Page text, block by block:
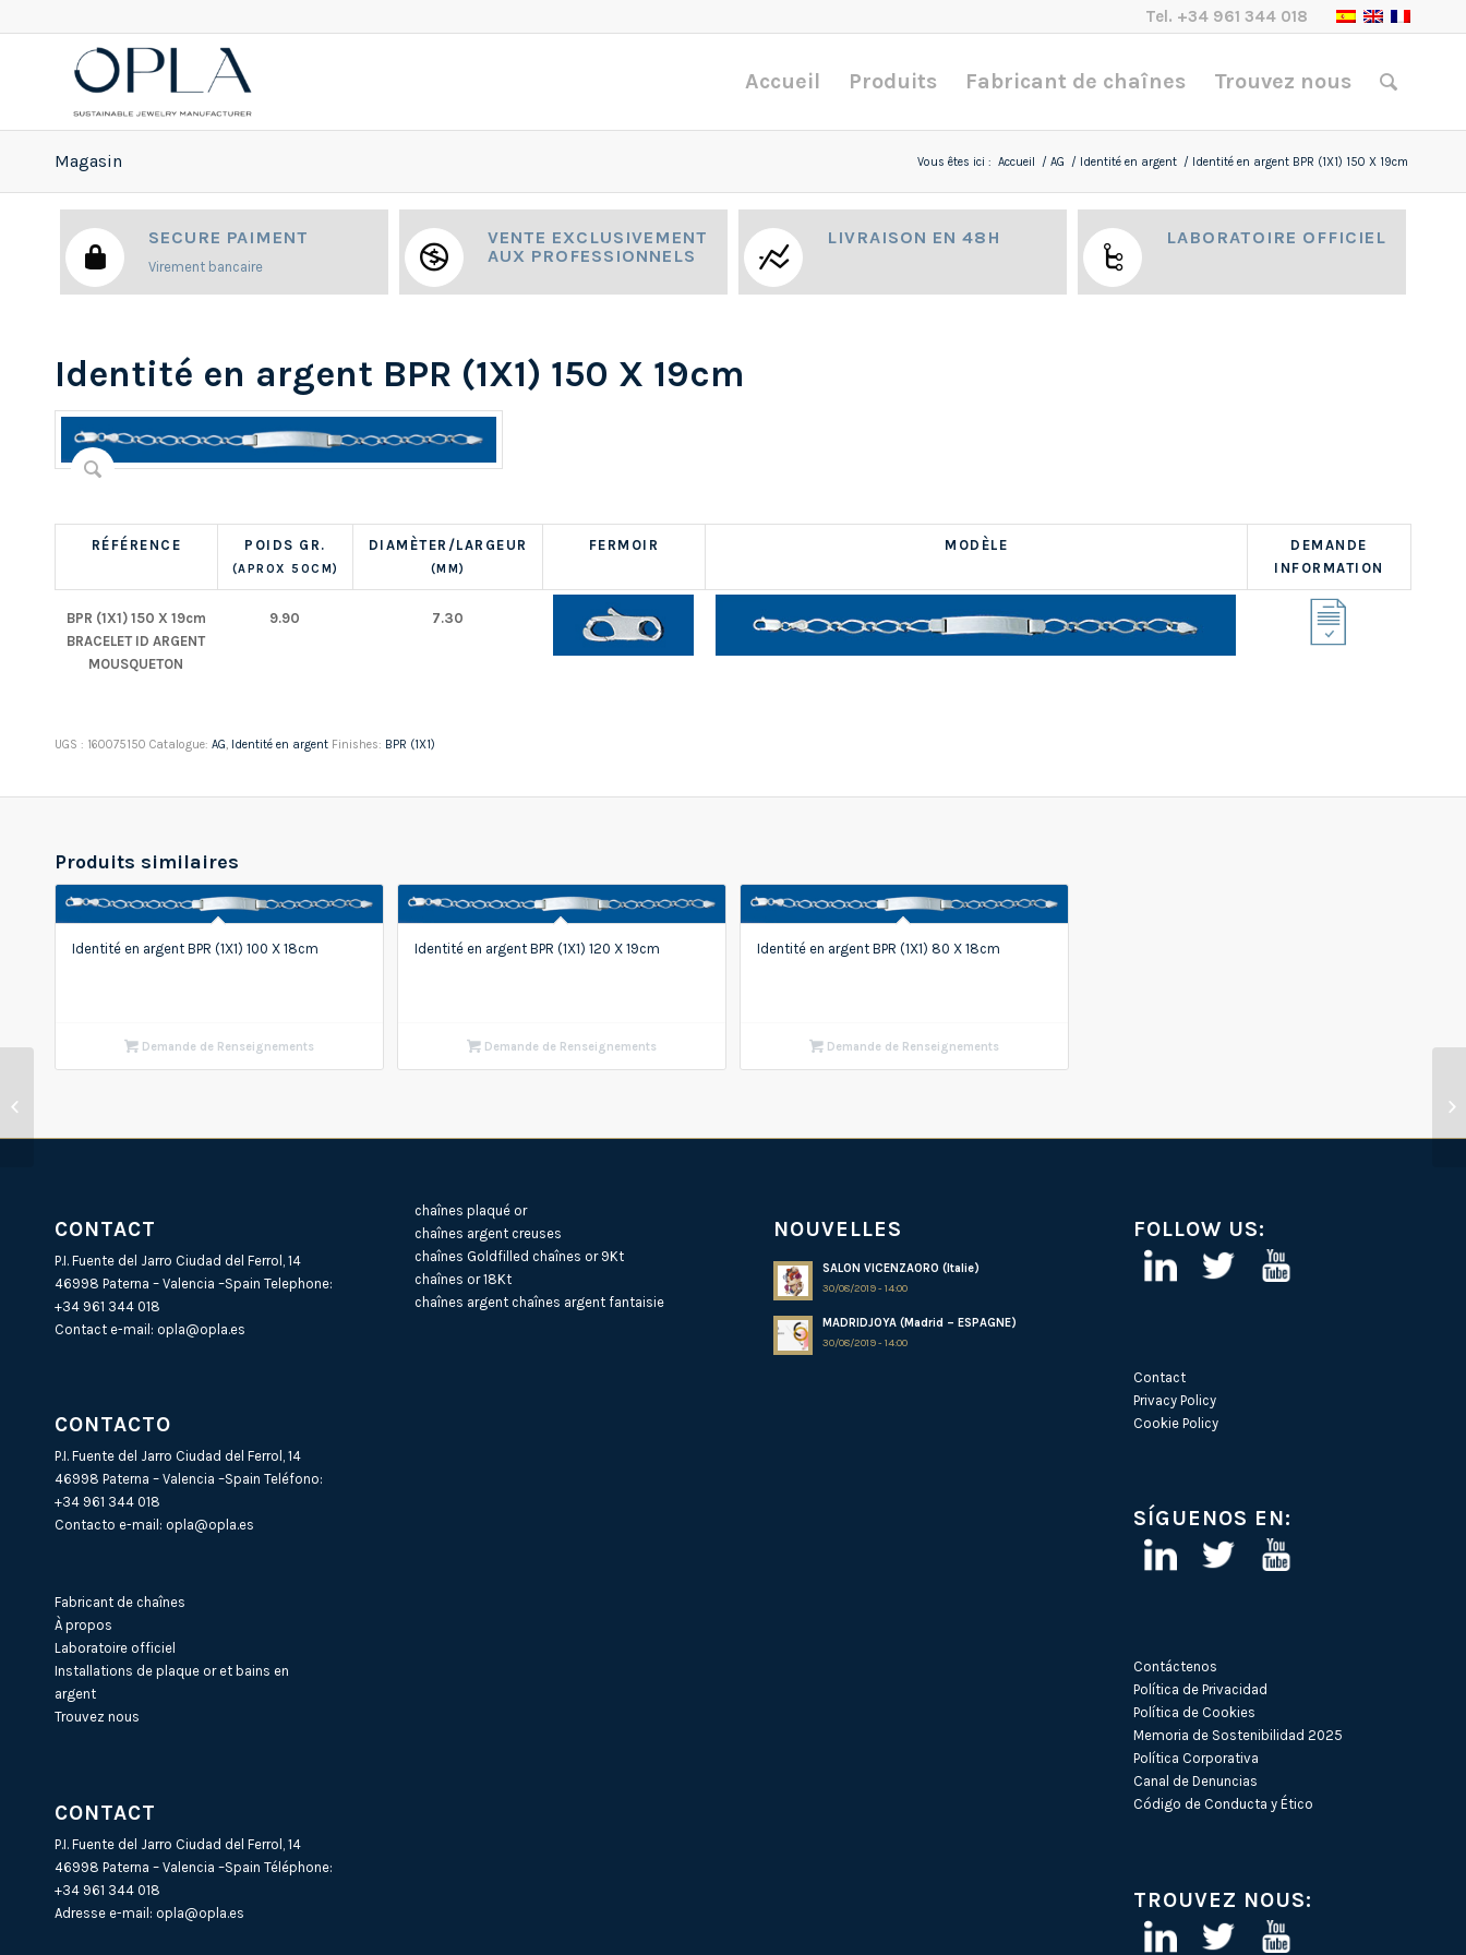
Tel. +34 961 344 018
Accueil Produits Fabricant de chaînes Trouvez nous
Magasin Vous êtes ici : Accueil / AG / Identité en argent / Identité en argent BPR (1X1) 150 X 19cm
SECURE PAIMENT
Virement bancaire
VENTE EXCLUSIVEMENT
AUX PROFESSIONNELS
LIVRAISON EN 48H LABORATOIRE OFFICIEL
Identité en argent BPR (1X1) 150 X 19cm
RÉFÉRENCE POIDS GR.
(APROX 50CM)
DIAMÈTER/LARGEUR
(MM)
FERMOIR MODÈLE
DEMANDE
INFORMATION
BPR (1X1) 150 X 19cm
BRACELET ID ARGENT
MOUSQUETON
9.90 7.30
UGS : 160075150 Catalogue: AG, Identité en argent Finishes: BPR (1X1)
Produits similaires
Identité en argent BPR (1X1) 100 X 18cm
Demande de Renseignements
Identité en argent BPR (1X1) 120 X 19cm
Demande de Renseignements
Identité en argent BPR (1X1) 80 X 18cm
Demande de Renseignements
CONTACT
P.I. Fuente del Jarro Ciudad del Ferrol, 14
46998 Paterna – Valencia –Spain Telephone:
+34 961 344 018
Contact e-mail: opla@opla.es
CONTACTO
P.I. Fuente del Jarro Ciudad del Ferrol, 14
46998 Paterna – Valencia –Spain Teléfono:
+34 961 344 018
Contacto e-mail: opla@opla.es
Fabricant de chaînes
À propos
Laboratoire officiel
Installations de plaque or et bains en
argent
Trouvez nous
CONTACT
P.I. Fuente del Jarro Ciudad del Ferrol, 14
46998 Paterna – Valencia –Spain Téléphone:
+34 961 344 018
Adresse e-mail: opla@opla.es
chaînes plaqué or
chaînes argent creuses
chaînes Goldfilled chaînes or 9Kt
chaînes or 18Kt
chaînes argent chaînes argent fantaisie
NOUVELLES
SALON VICENZAORO (Italie)
30/08/2019 - 14:00
MADRIDJOYA (Madrid – ESPAGNE)
30/08/2019 - 14:00
FOLLOW US:
Contact
Privacy Policy
Cookie Policy
SÍGUENOS EN:
Contáctenos
Política de Privacidad
Política de Cookies
Memoria de Sostenibilidad 2025
Política Corporativa
Canal de Denuncias
Código de Conducta y Ético
TROUVEZ NOUS: